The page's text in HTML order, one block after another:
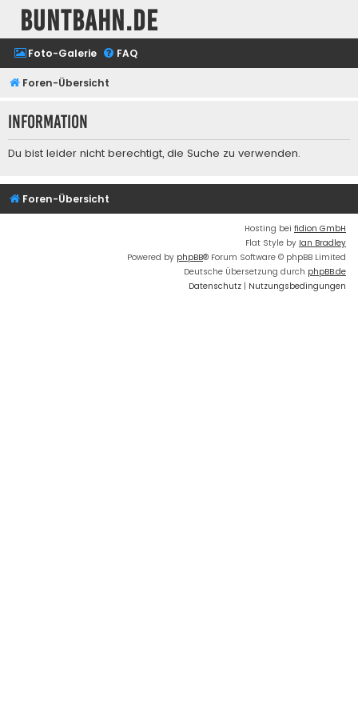
buntbahn.de
Foto-Galerie FAQ
Foren-Übersicht
Information
Du bist leider nicht berechtigt, die Suche zu verwenden.
Foren-Übersicht
Hosting bei fidion GmbH
Flat Style by Ian Bradley
Powered by phpBB® Forum Software © phpBB Limited
Deutsche Übersetzung durch phpBB.de
Datenschutz | Nutzungsbedingungen